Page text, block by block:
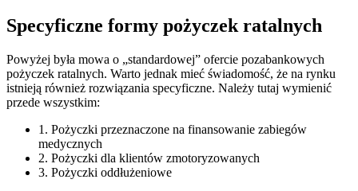
Specyficzne formy pożyczek ratalnych
Powyżej była mowa o „standardowej” ofercie pozabankowych
pożyczek ratalnych. Warto jednak mieć świadomość, że na rynku
istnieją również rozwiązania specyficzne. Należy tutaj wymienić
przede wszystkim:
1. Pożyczki przeznaczone na finansowanie zabiegów
medycznych
2. Pożyczki dla klientów zmotoryzowanych
3. Pożyczki oddłużeniowe